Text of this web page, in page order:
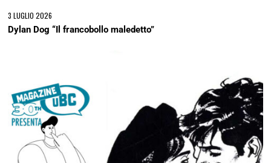
3 LUGLIO 2026
Dylan Dog “Il francobollo maledetto”